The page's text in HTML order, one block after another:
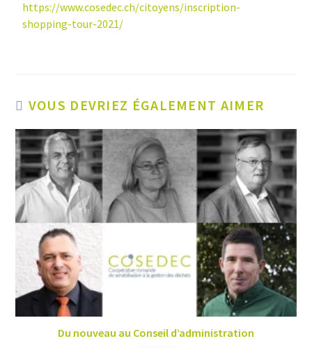
https://www.cosedec.ch/citoyens/inscription-
shopping-tour-2021/
VOUS DEVRIEZ ÉGALEMENT AIMER
Du nouveau au Conseil d’administration